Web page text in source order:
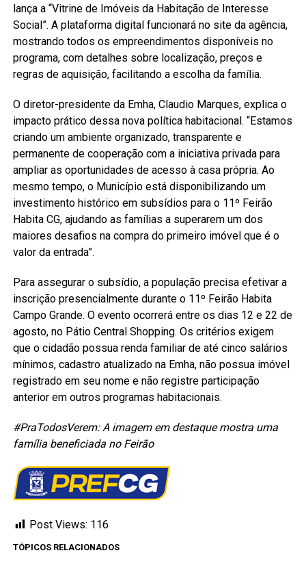
lança a “Vitrine de Imóveis da Habitação de Interesse
Social”. A plataforma digital funcionará no site da agência,
mostrando todos os empreendimentos disponíveis no
programa, com detalhes sobre localização, preços e
regras de aquisição, facilitando a escolha da família.
O diretor-presidente da Emha, Claudio Marques, explica o
impacto prático dessa nova política habitacional. “Estamos
criando um ambiente organizado, transparente e
permanente de cooperação com a iniciativa privada para
ampliar as oportunidades de acesso à casa própria. Ao
mesmo tempo, o Município está disponibilizando um
investimento histórico em subsídios para o 11º Feirão
Habita CG, ajudando as famílias a superarem um dos
maiores desafios na compra do primeiro imóvel que é o
valor da entrada”.
Para assegurar o subsídio, a população precisa efetivar a
inscrição presencialmente durante o 11º Feirão Habita
Campo Grande. O evento ocorrerá entre os dias 12 e 22 de
agosto, no Pátio Central Shopping. Os critérios exigem
que o cidadão possua renda familiar de até cinco salários
mínimos, cadastro atualizado na Emha, não possua imóvel
registrado em seu nome e não registre participação
anterior em outros programas habitacionais.
#PraTodosVerem: A imagem em destaque mostra uma
família beneficiada no Feirão
Post Views: 116
TÓPICOS RELACIONADOS